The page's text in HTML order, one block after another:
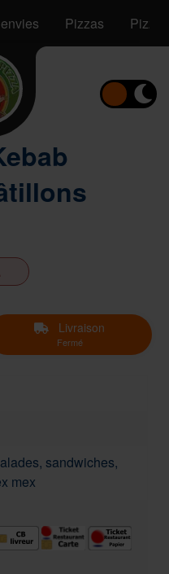
Pizzas
Livraison
Fermé
sandwiches,
mex